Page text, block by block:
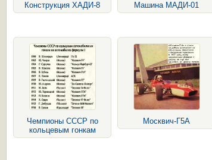
Конструкция ХАДИ-8 Машина МАДИ-01
Чемпионы СССР по
кольцевым гонкам
Москвич-Г5А